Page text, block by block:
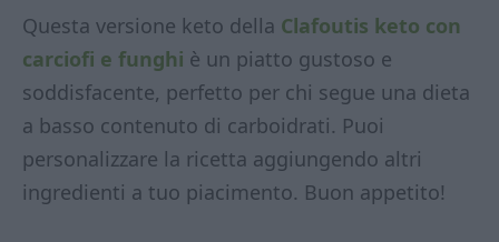
Questa versione keto della Clafoutis keto con
carciofi e funghi è un piatto gustoso e
soddisfacente, perfetto per chi segue una dieta
a basso contenuto di carboidrati. Puoi
personalizzare la ricetta aggiungendo altri
ingredienti a tuo piacimento. Buon appetito!